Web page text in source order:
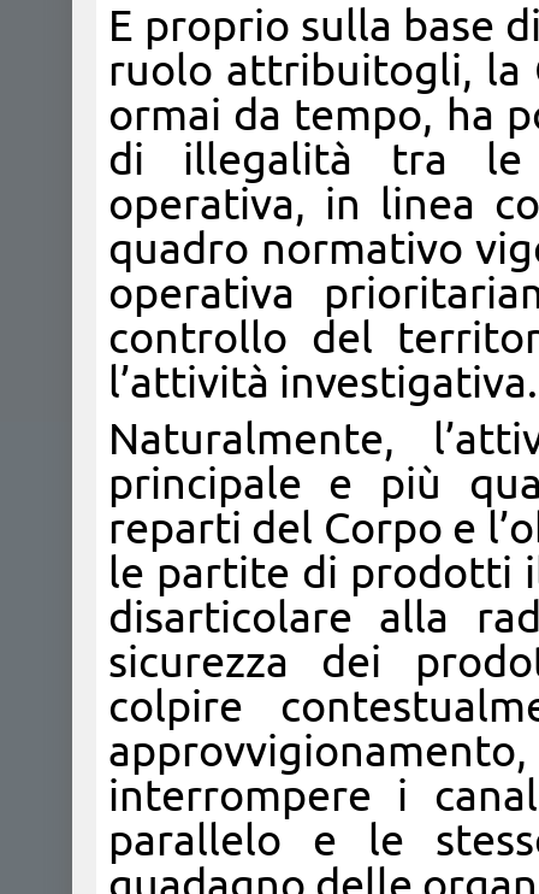
E proprio sulla base
ruolo attribuitogli, la
ormai da tempo, ha
di illegalità tra le
operativa, in linea
quadro normativo
operativa
controllo del
l’attività investigativa.
Naturalmente,
principale e più
reparti del Corpo e
le partite di prodotti
disarticolare alla
sicurezza dei
colpire
interrompere i
parallelo e le
guadagno delle